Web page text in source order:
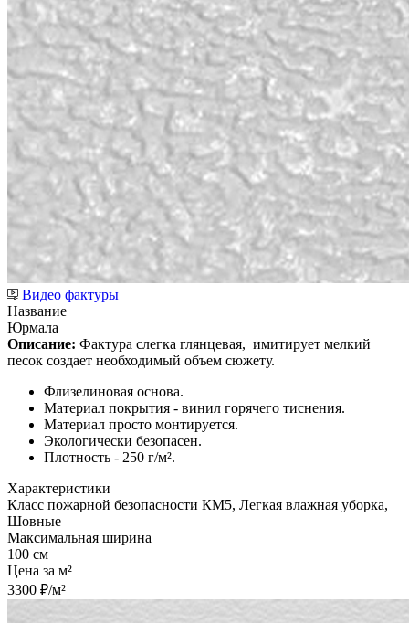
Видео фактуры
Название
Юрмала
Описание: Фактура слегка глянцевая, имитирует мелкий
песок создает необходимый объем сюжету.
Флизелиновая основа.
Материал покрытия - винил горячего тиснения.
Материал просто монтируется.
Экологически безопасен.
Плотность - 250 г/м².
Характеристики
Класс пожарной безопасности КМ5, Легкая влажная уборка,
Шовные
Максимальная ширина
100 см
Цена за м²
3300 ₽/м²